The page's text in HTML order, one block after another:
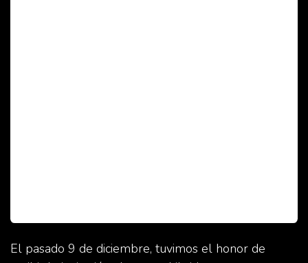
El pasado 9 de diciembre, tuvimos el honor de